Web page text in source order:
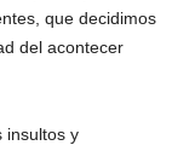
que decidimos
del acontecer
insultos y